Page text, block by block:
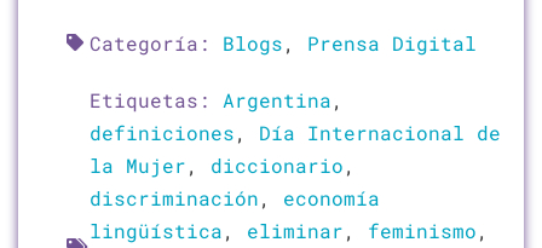
Categoría: Blogs, Prensa Digital
Etiquetas: Argentina,
definiciones, Día Internacional de
la Mujer, diccionario,
discriminación, economía
lingüística, eliminar, feminismo,